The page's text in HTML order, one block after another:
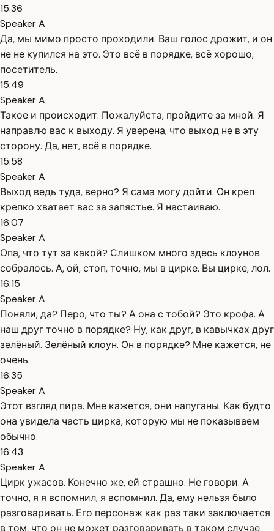
15:36
Speaker A
Да, мы мимо просто проходили. Ваш голос дрожит, и он
не не купился на это. Это всё в порядке, всё хорошо,
посетитель.
15:49
Speaker A
Такое и происходит. Пожалуйста, пройдите за мной. Я
направлю вас к выходу. Я уверена, что выход не в эту
сторону. Да, нет, всё в порядке.
15:58
Speaker A
Выход ведь туда, верно? Я сама могу дойти. Он креп
крепко хватает вас за запястье. Я настаиваю.
16:07
Speaker A
Опа, что тут за какой? Слишком много здесь клоунов
собралось. А, ой, стоп, точно, мы в цирке. Вы цирке, лол.
16:15
Speaker A
Поняли, да? Перо, что ты? А она с тобой? Это крофа. А
наш друг точно в порядке? Ну, как друг, в кавычках друг
зелёный. Зелёный клоун. Он в порядке? Мне кажется, не
очень.
16:35
Speaker A
Этот взгляд пира. Мне кажется, они напуганы. Как будто
она увидела часть цирка, которую мы не показываем
обычно.
16:43
Speaker A
Цирк ужасов. Конечно же, ей страшно. Не говори. А
точно, я я вспомнил, я вспомнил. Да, ему нельзя было
разговаривать. Его персонаж как раз таки заключается
в том, что он не может разговаривать в таком случае.